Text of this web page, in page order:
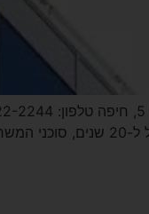
לכל הנכסים מורג נכסים,